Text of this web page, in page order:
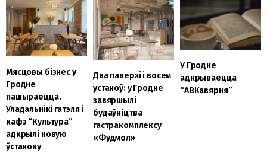
Мясцовы бізнес у
Гродне
пашыраецца.
Уладальнікі гатэля і
кафэ “Культура”
адкрылі новую
ўстанову
Два паверхі і восем
устаноў: у Гродне
завяршылі
будаўніцтва
гастракомплексу
«Фудмол»
У Гродне
адкрываецца
“АВКавярня”